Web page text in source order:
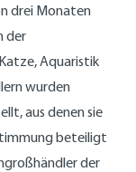
drei Monaten
der
Aquaristik
wurden
aus denen sie
beteiligt
der